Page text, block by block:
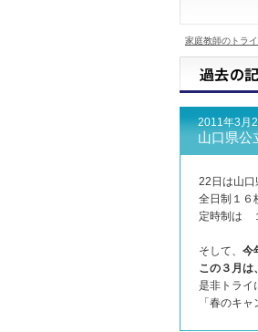
家庭教師のトラ
2011年3月
山口県公
22日は山口
全日制１６
定時制は
そして、 今
この３月は
是非トライ
「春のキ